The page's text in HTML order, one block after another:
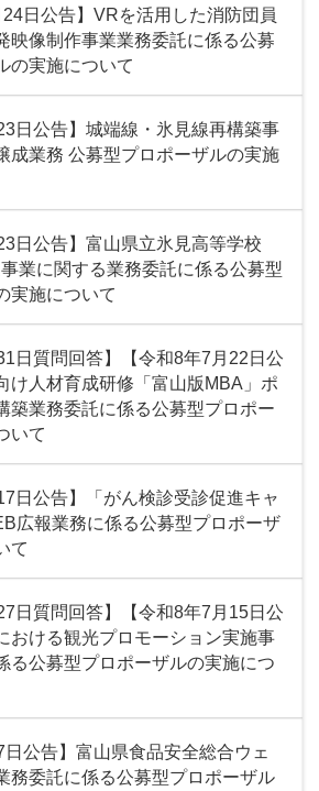
24日公告】VRを活用した消防団員
映像制作事業業務委託に係る公募
の実施について
日公告】城端線・氷見線再構築事
成業務 公募型プロポーザルの実施
日公告】富山県立氷見高等学校
業に関する業務委託に係る公募型
実施について
日質問回答】【令和8年7月22日公
け人材育成研修「富山版MBA」ポ
築業務委託に係る公募型プロポー
いて
日公告】「がん検診受診促進キャ
広報業務に係る公募型プロポーザ
て
日質問回答】【令和8年7月15日公
おける観光プロモーション実施事
る公募型プロポーザルの実施につ
日公告】富山県食品安全総合ウェ
務委託に係る公募型プロポーザル